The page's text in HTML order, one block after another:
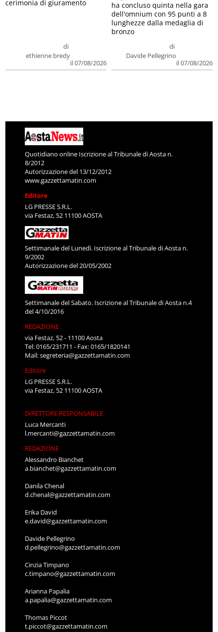
di
ethienne bredy
il 07/08/2026
cerimonia di giuramento
di
Davide Pellegrino
il 07/08/2026
ha concluso quinta nella gara
dell'omnium con 95 punti a 8
lunghezze dalla medaglia di
bronzo
Quotidiano online Iscrizione al Tribunale di Aosta n.
8/2012
Autorizzazione del 13/12/2012
www.gazzettamatin.com
Editore
LG PRESSE S.R.L.
via Festaz, 52 11100 AOSTA
Settimanale del Lunedì. Iscrizione al Tribunale di Aosta n.
9/2002
Autorizzazione del 20/05/2002
Settimanale del Sabato. Iscrizione al Tribunale di Aosta n.4
del 4/10/2016
REDAZIONE
via Festaz, 52 - 11100 Aosta
Tel: 0165/231711 - Fax: 0165/1820141
Mail:segreteria@gazzettamatin.com
Editore
LG PRESSE S.R.L.
via Festaz, 52 11100 AOSTA
DIRETTORE RESPONSABILE
Luca Mercanti
l.mercanti@gazzettamatin.com
REDAZIONE
Alessandro Bianchet
a.bianchet@gazzettamatin.com
Danila Chenal
d.chenal@gazzettamatin.com
Erika David
e.david@gazzettamatin.com
Davide Pellegrino
d.pellegrino@gazzettamatin.com
Cinzia Timpano
c.timpano@gazzettamatin.com
Arianna Papalia
a.papalia@gazzettamatin.com
Thomas Piccot
t.piccot@gazzettamatin.com